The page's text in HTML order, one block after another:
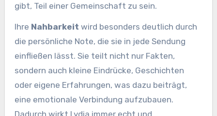
gibt, Teil einer Gemeinschaft zu sein.
Ihre Nahbarkeit wird besonders deutlich durch
die persönliche Note, die sie in jede Sendung
einfließen lässt. Sie teilt nicht nur Fakten,
sondern auch kleine Eindrücke, Geschichten
oder eigene Erfahrungen, was dazu beiträgt,
eine emotionale Verbindung aufzubauen.
Dadurch wirkt Lydia immer echt und